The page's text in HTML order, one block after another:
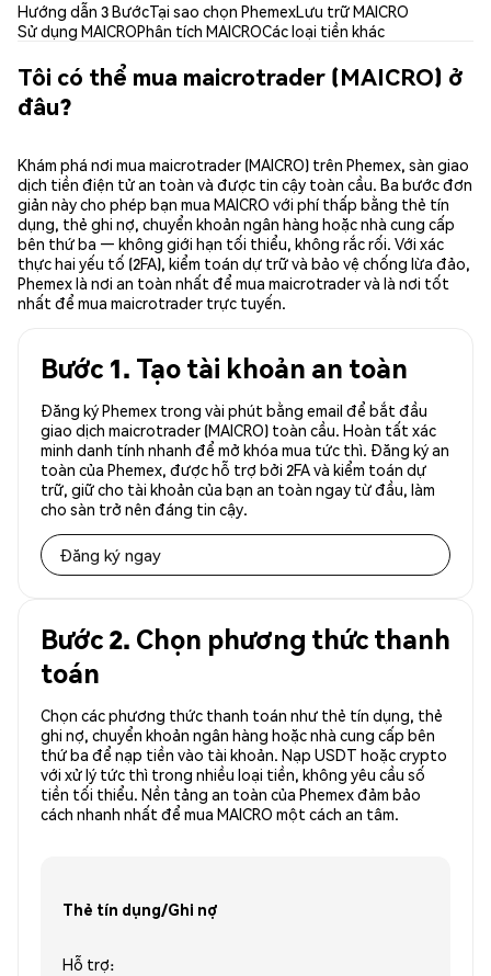
Hướng dẫn 3 BướcTại sao chọn PhemexLưu trữ MAICRO
Sử dụng MAICROPhân tích MAICROCác loại tiền khác
Tôi có thể mua maicrotrader (MAICRO) ở
đâu?
Khám phá nơi mua maicrotrader (MAICRO) trên Phemex, sàn giao
dịch tiền điện tử an toàn và được tin cậy toàn cầu. Ba bước đơn
giản này cho phép bạn mua MAICRO với phí thấp bằng thẻ tín
dụng, thẻ ghi nợ, chuyển khoản ngân hàng hoặc nhà cung cấp
bên thứ ba — không giới hạn tối thiểu, không rắc rối. Với xác
thực hai yếu tố (2FA), kiểm toán dự trữ và bảo vệ chống lừa đảo,
Phemex là nơi an toàn nhất để mua maicrotrader và là nơi tốt
nhất để mua maicrotrader trực tuyến.
Bước 1. Tạo tài khoản an toàn
Đăng ký Phemex trong vài phút bằng email để bắt đầu
giao dịch maicrotrader (MAICRO) toàn cầu. Hoàn tất xác
minh danh tính nhanh để mở khóa mua tức thì. Đăng ký an
toàn của Phemex, được hỗ trợ bởi 2FA và kiểm toán dự
trữ, giữ cho tài khoản của bạn an toàn ngay từ đầu, làm
cho sàn trở nên đáng tin cậy.
Đăng ký ngay
Bước 2. Chọn phương thức thanh
toán
Chọn các phương thức thanh toán như thẻ tín dụng, thẻ
ghi nợ, chuyển khoản ngân hàng hoặc nhà cung cấp bên
thứ ba để nạp tiền vào tài khoản. Nạp USDT hoặc crypto
với xử lý tức thì trong nhiều loại tiền, không yêu cầu số
tiền tối thiểu. Nền tảng an toàn của Phemex đảm bảo
cách nhanh nhất để mua MAICRO một cách an tâm.
Thẻ tín dụng/Ghi nợ
Hỗ trợ: